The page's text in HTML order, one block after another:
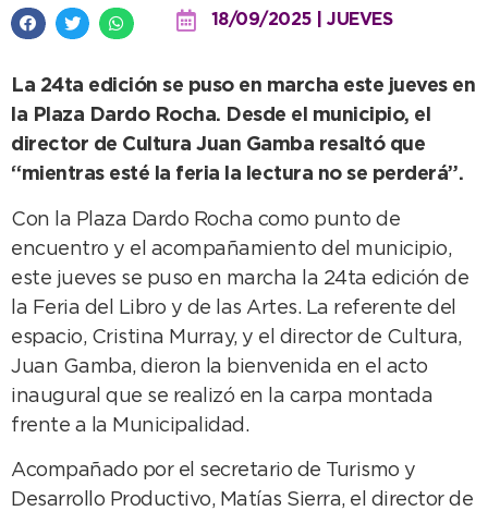
18/09/2025 | JUEVES
La 24ta edición se puso en marcha este jueves en
la Plaza Dardo Rocha. Desde el municipio, el
director de Cultura Juan Gamba resaltó que
“mientras esté la feria la lectura no se perderá”.
Con la Plaza Dardo Rocha como punto de
encuentro y el acompañamiento del municipio,
este jueves se puso en marcha la 24ta edición de
la Feria del Libro y de las Artes. La referente del
espacio, Cristina Murray, y el director de Cultura,
Juan Gamba, dieron la bienvenida en el acto
inaugural que se realizó en la carpa montada
frente a la Municipalidad.
Acompañado por el secretario de Turismo y
Desarrollo Productivo, Matías Sierra, el director de